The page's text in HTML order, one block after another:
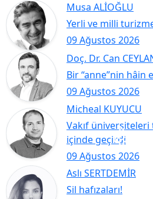
Musa ALİOĞLU
09 Ağustos 2026
Yerli ve milli turizme
Doç. Dr. Can
09 Ağustos 2026
Bir “anne”nin hâin
Micheal KUYUCU
09 Ağustos 2026
Vakıf
içinde geçirdi
Aslı SERTDEMİR
Sil hafızaları!